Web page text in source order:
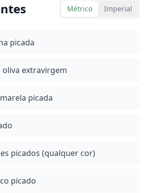
Métrico Imperial
picada
oliva extravirgem
picada
picados (qualquer cor)
picado